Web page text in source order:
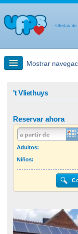
Ofertas de
Mostrar
Oferta de
otro país
't Vliethuys
Reservar ahora
Adultos:
Niños: